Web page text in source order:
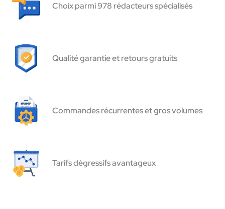
Choix parmi 978 rédacteurs spécialisés
Qualité garantie et retours gratuits
Commandes récurrentes et gros volumes
Tarifs dégressifs avantageux